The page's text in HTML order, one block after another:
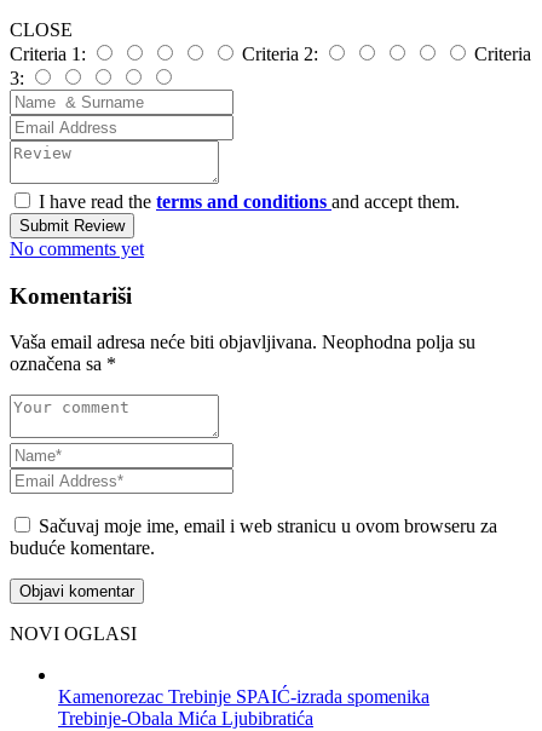
CLOSE
Criteria 1:
Criteria 2:
Criteria
3:
I have read the terms and conditions and accept them.
Submit Review
No comments yet
Komentariši
Vaša email adresa neće biti objavljivana. Neophodna polja su
označena sa *
Sačuvaj moje ime, email i web stranicu u ovom browseru za
buduće komentare.
NOVI OGLASI
Kamenorezac Trebinje SPAIĆ-izrada spomenika
Trebinje-Obala Mića Ljubibratića